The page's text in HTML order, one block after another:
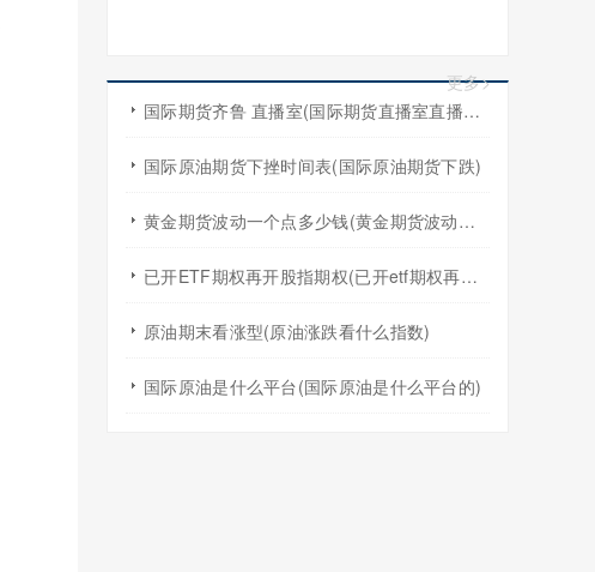
更多>
国际期货齐鲁 直播室(国际期货直播室直播频道)
国际原油期货下挫时间表(国际原油期货下跌)
黄金期货波动一个点多少钱(黄金期货波动一个点多少钱啊)
已开ETF期权再开股指期权(已开etf期权再开股指期权怎么算)
原油期末看涨型(原油涨跌看什么指数)
国际原油是什么平台(国际原油是什么平台的)